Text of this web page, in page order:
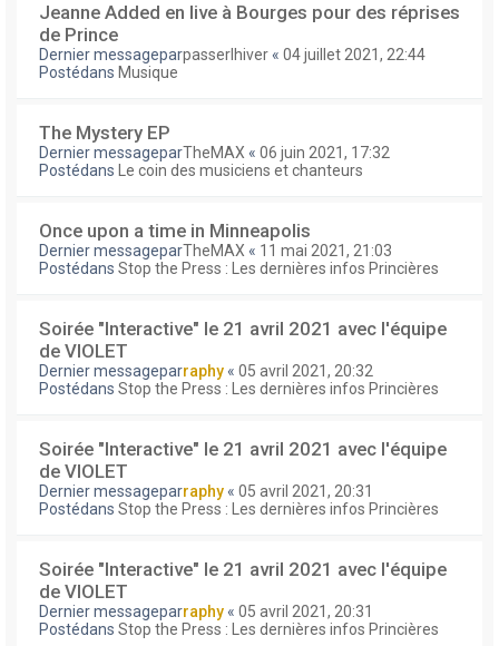
Jeanne Added en live à Bourges pour des réprises
de Prince
Dernier messageparpasserlhiver « 04 juillet 2021, 22:44
Postédans Musique
The Mystery EP
Dernier messageparTheMAX « 06 juin 2021, 17:32
Postédans
Le coin des musiciens et chanteurs
Once upon a time in Minneapolis
Dernier messageparTheMAX « 11 mai 2021, 21:03
Postédans Stop the Press : Les dernières infos Princières
Soirée "Interactive" le 21 avril 2021 avec l'équipe
de VIOLET
Dernier messageparraphy « 05 avril 2021, 20:32
Postédans Stop the Press : Les dernières infos Princières
Soirée "Interactive" le 21 avril 2021 avec l'équipe
de VIOLET
Dernier messageparraphy « 05 avril 2021, 20:31
Postédans Stop the Press : Les dernières infos Princières
Soirée "Interactive" le 21 avril 2021 avec l'équipe
de VIOLET
Dernier messageparraphy « 05 avril 2021, 20:31
Postédans Stop the Press : Les dernières infos Princières